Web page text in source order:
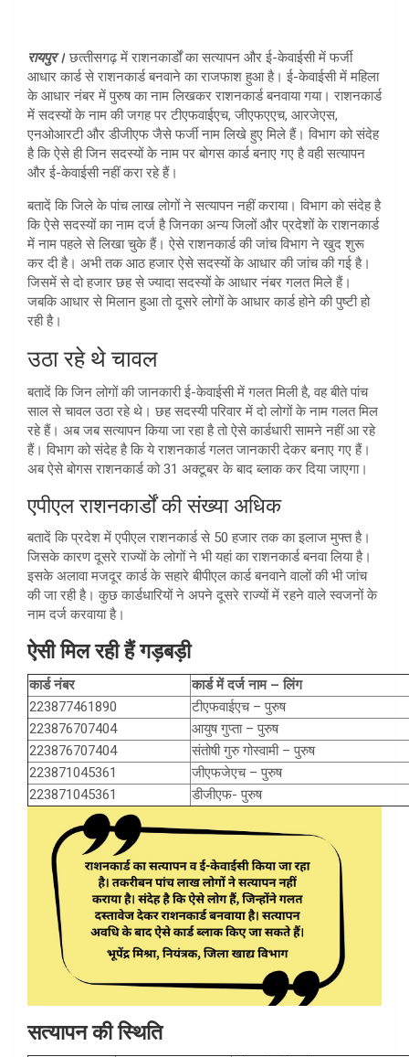
s
A
p
p
e
रायपुर।छत्‍तीसगढ़ में राशनकार्डों का सत्यापन और ई-केवाईसी में फर्जी
आधार कार्ड से राशनकार्ड बनवाने का राजफाश हुआ है। ई-केवाईसी में महिला
के आधार नंबर में पुरुष का नाम लिखकर राशनकार्ड बनवाया गया। राशनकार्ड
में सदस्यों के नाम की जगह पर टीएफवाईएच, जीएफएएच, आरजेएस,
एनओआरटी और डीजीएफ जैसे फर्जी नाम लिखे हुए मिले हैं। विभाग को संदेह
है कि ऐसे ही जिन सदस्यों के नाम पर बोगस कार्ड बनाए गए है वही सत्यापन
और ई-केवाईसी नहीं करा रहे हैं।
बतादें कि जिले के पांच लाख लोगों ने सत्यापन नहीं कराया। विभाग काे संदेह है
कि ऐसे सदस्यों का नाम दर्ज है जिनका अन्य जिलों और प्रदेशों के राशनकार्ड
में नाम पहले से लिखा चुके हैं। ऐसे राशनकार्ड की जांच विभाग ने खुद शुरू
कर दी है। अभी तक आठ हजार ऐसे सदस्यों के आधार की जांच की गई है।
जिसमें से दो हजार छह से ज्यादा सदस्यों के आधार नंबर गलत मिले हैं।
जबकि आधार से मिलान हुआ तो दूसरे लोगों के आधार कार्ड होने की पुष्टी हो
रही है।
उठा रहे थे चावल
बतादें कि जिन लोगों की जानकारी ई-केवाईसी में गलत मिली है, वह बीते पांच
साल से चावल उठा रहे थे। छह सदस्यी परिवार में दो लोगों के नाम गलत मिल
रहे हैं। अब जब सत्यापन किया जा रहा है तो ऐसे कार्डधारी सामने नहीं आ रहे
हैं। विभाग को संदेह है कि ये राशनकार्ड गलत जानकारी देकर बनाए गए हैं।
अब ऐसे बोगस राशनकार्ड को 31 अक्टूबर के बाद ब्लाक कर दिया जाएगा।
एपीएल राशनकार्डों की संख्या अधिक
बतादें कि प्रदेश में एपीएल राशनकार्ड से 50 हजार तक का इलाज मुफ्त है।
जिसके कारण दूसरे राज्यों के लोगों ने भी यहां का राशनकार्ड बनवा लिया है।
इसके अलावा मजदूर कार्ड के सहारे बीपीएल कार्ड बनवाने वालों की भी जांच
की जा रही है। कुछ कार्डधारियों ने अपने दूसरे राज्यों में रहने वाले स्वजनों के
नाम दर्ज करवाया है।
ऐसी मिल रही हैं गड़बड़ी
कार्ड नंबर
कार्ड में दर्ज नाम – लिंग
223877461890
टीएफवाईएच – पुरुष
223876707404
आयुष गुप्ता – पुरुष
223876707404
संतोषी गुरु गोस्वामी – पुरुष
223871045361
जीएफजेएच – पुरुष
223871045361
डीजीएफ- पुरुष
सत्यापन की स्थिति